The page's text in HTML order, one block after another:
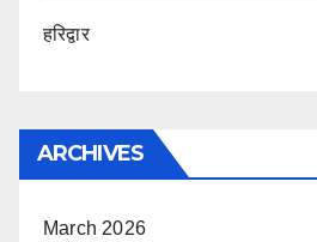
हरिद्वार
ARCHIVES
March 2026